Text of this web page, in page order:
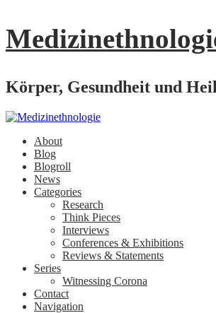
Körper, Gesundheit und
About
Blog
Blogroll
News
Categories
Research
Think Pieces
Interviews
Conferences & Exhibitions
Reviews & Statements
Series
Witnessing Corona
Contact
Navigation